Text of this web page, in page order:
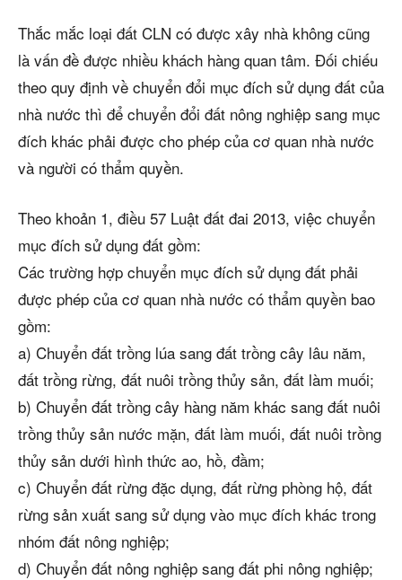
Thắc mắc loại đất CLN có được xây nhà không cũng
là vấn đề được nhiều khách hàng quan tâm. Đối chiếu
theo quy định về chuyển đổi mục đích sử dụng đất của
nhà nước thì để chuyển đổi đất nông nghiệp sang mục
đích khác phải được cho phép của cơ quan nhà nước
và người có thẩm quyền.
Theo khoản 1, điều 57 Luật đất đai 2013, việc chuyển
mục đích sử dụng đất gồm:
Các trường hợp chuyển mục đích sử dụng đất phải
được phép của cơ quan nhà nước có thẩm quyền bao
gồm:
a) Chuyển đất trồng lúa sang đất trồng cây lâu năm,
đất trồng rừng, đất nuôi trồng thủy sản, đất làm muối;
b) Chuyển đất trồng cây hàng năm khác sang đất nuôi
trồng thủy sản nước mặn, đất làm muối, đất nuôi trồng
thủy sản dưới hình thức ao, hồ, đầm;
c) Chuyển đất rừng đặc dụng, đất rừng phòng hộ, đất
rừng sản xuất sang sử dụng vào mục đích khác trong
nhóm đất nông nghiệp;
d) Chuyển đất nông nghiệp sang đất phi nông nghiệp;